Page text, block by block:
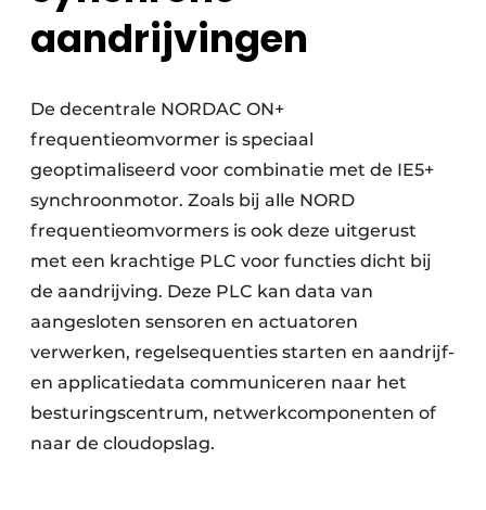
aandrijvingen
De decentrale NORDAC ON+
frequentieomvormer is speciaal
geoptimaliseerd voor combinatie met de IE5+
synchroonmotor. Zoals bij alle NORD
frequentieomvormers is ook deze uitgerust
met een krachtige PLC voor functies dicht bij
de aandrijving. Deze PLC kan data van
aangesloten sensoren en actuatoren
verwerken, regelsequenties starten en aandrijf-
en applicatiedata communiceren naar het
besturingscentrum, netwerkcomponenten of
naar de cloudopslag.